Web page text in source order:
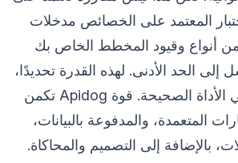
المعتمد على الخصائص مدخلات
أنواع وقيود المخطط الخاص بك
الحد الأدنى. لهذه القدرة تحديدًا،
Schemathesis هي الأداة الصحيحة. قوة Apidog تكمن
المتعمدة، والمدفوعة بالبيانات،
بالإضافة إلى التصميم والمحاكاة.